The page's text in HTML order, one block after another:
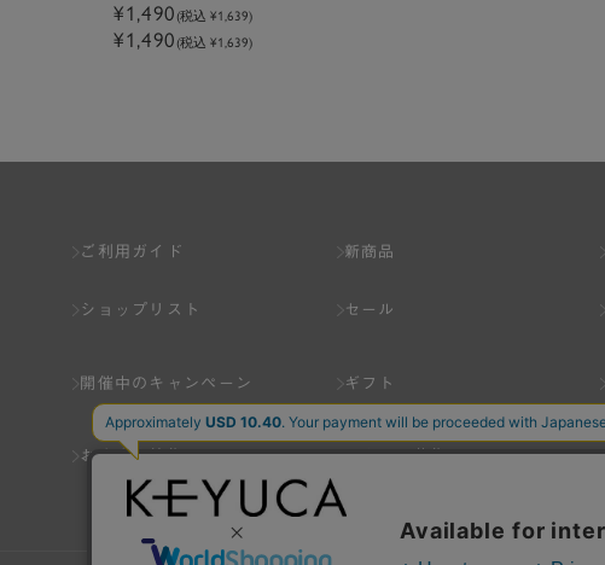
¥1,490 (税込 ¥1,639)
¥1,490 (税込 ¥1,639)
ご利用ガイド
ショップリスト
開催中のキャンペーン
おすすめ特集
新商品
セール
ギフト
スタッフ募集